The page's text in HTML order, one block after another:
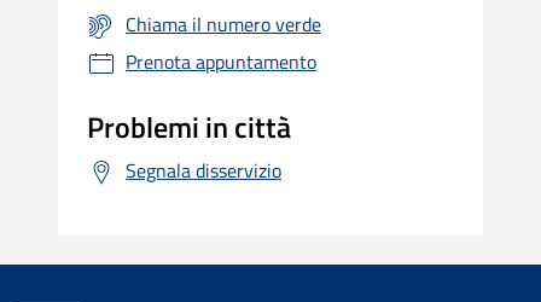
Chiama il numero verde
Prenota appuntamento
Problemi in città
Segnala disservizio